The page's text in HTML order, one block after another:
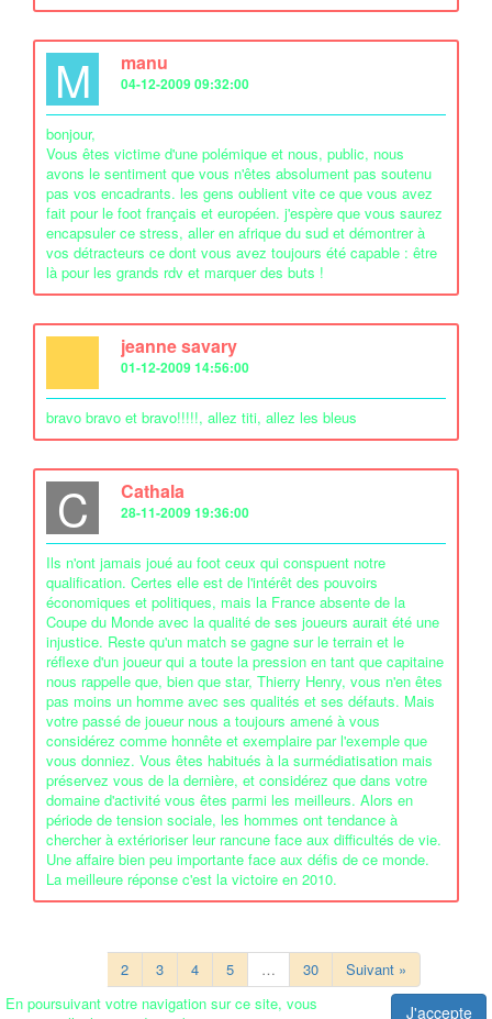
En poursuivant votre navigation sur ce site, vous
J'accepte
M manu
04-12-2009 09:32:00
bonjour,
Vous êtes victime d'une polémique et nous, public, nous
avons le sentiment que vous n'êtes absolument pas soutenu
pas vos encadrants. les gens oublient vite ce que vous avez
fait pour le foot français et européen. j'espère que vous saurez
encapsuler ce stress, aller en afrique du sud et démontrer à
vos détracteurs ce dont vous avez toujours été capable : être
là pour les grands rdv et marquer des buts !
jeanne savary
01-12-2009 14:56:00
bravo bravo et bravo!!!!!, allez titi, allez les bleus
C Cathala
28-11-2009 19:36:00
Ils n'ont jamais joué au foot ceux qui conspuent notre
qualification. Certes elle est de l'intérêt des pouvoirs
économiques et politiques, mais la France absente de la
Coupe du Monde avec la qualité de ses joueurs aurait été une
injustice. Reste qu'un match se gagne sur le terrain et le
réflexe d'un joueur qui a toute la pression en tant que capitaine
nous rappelle que, bien que star, Thierry Henry, vous n'en êtes
pas moins un homme avec ses qualités et ses défauts. Mais
votre passé de joueur nous a toujours amené à vous
considérez comme honnête et exemplaire par l'exemple que
vous donniez. Vous êtes habitués à la surmédiatisation mais
préservez vous de la dernière, et considérez que dans votre
domaine d'activité vous êtes parmi les meilleurs. Alors en
période de tension sociale, les hommes ont tendance à
chercher à extérioriser leur rancune face aux difficultés de vie.
Une affaire bien peu importante face aux défis de ce monde.
La meilleure réponse c'est la victoire en 2010.
2 3 4 5 … 30 Suivant »